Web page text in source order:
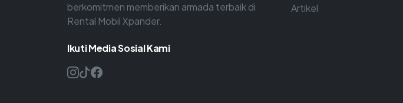
berkomitmen memberikan armada terbaik di
Rental Mobil Xpander.
Ikuti Media Sosial Kami
Artikel